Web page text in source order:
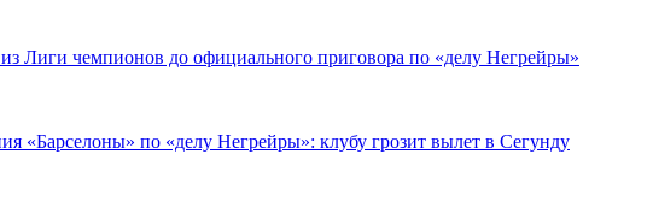
Лиги чемпионов до официального приговора по «делу Негрейры»
«Барселоны» по «делу Негрейры»: клубу грозит вылет в Сегунду